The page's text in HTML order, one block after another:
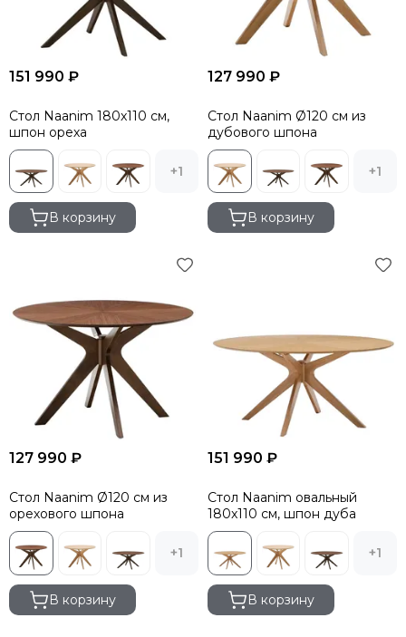
151 990 ₽
Стол Naanim 180x110 см,
шпон ореха
+1
В корзину
127 990 ₽
Стол Naanim Ø120 см из
дубового шпона
+1
В корзину
127 990 ₽
Стол Naanim Ø120 см из
орехового шпона
+1
В корзину
151 990 ₽
Стол Naanim овальный
180x110 см, шпон дуба
+1
В корзину